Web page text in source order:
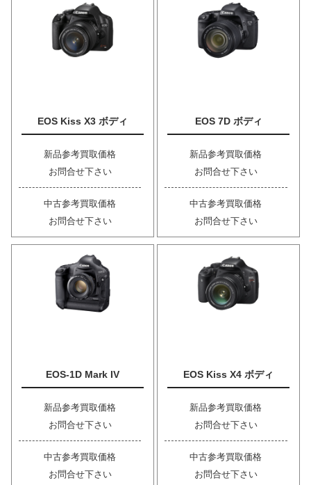
EOS Kiss X3 ボディ
新品参考買取価格
お問合せ下さい
中古参考買取価格
お問合せ下さい
EOS 7D ボディ
新品参考買取価格
お問合せ下さい
中古参考買取価格
お問合せ下さい
EOS-1D Mark IV
新品参考買取価格
お問合せ下さい
中古参考買取価格
お問合せ下さい
EOS Kiss X4 ボディ
新品参考買取価格
お問合せ下さい
中古参考買取価格
お問合せ下さい